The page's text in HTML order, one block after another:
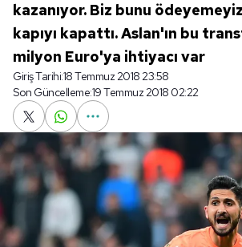
kazanıyor. Biz bunu
kapıyı kapattı. Aslan'ın bu
milyon Euro'ya ihtiyacı var
Giriş Tarihi:18 Temmuz 2018 23:58
Son Güncelleme:19 Temmuz 2018 02:22